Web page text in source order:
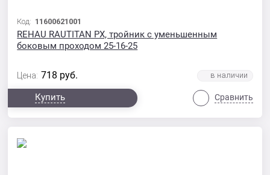
Код: 11600621001
REHAU RAUTITAN PX, тройник с уменьшенным
боковым проходом 25-16-25
Цена: 718 руб.
Купить Сравнить